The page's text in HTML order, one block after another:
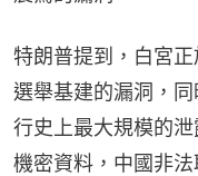
特朗普提到，白宮
選舉基建的漏洞，
行史上最大規模的
機密資料，中國非